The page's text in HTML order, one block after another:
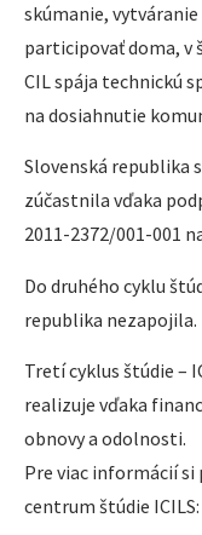
skúmanie,
participovať doma, v
CIL spája technickú
na dosiahnutie
Slovenská republika
zúčastnila vďaka
2011-2372/001-001
Do druhého cyklu
republika nezapojila.
Tretí cyklus štúdie –
realizuje vďaka
obnovy a odolnosti.
Pre viac informácií
centrum štúdie ICILS: